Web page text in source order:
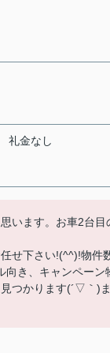
礼金なし
います。お車2台
せ下さい!(^^)!物件
き、キャンペー
つかります(´▽｀)